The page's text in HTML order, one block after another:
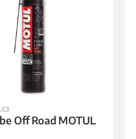
Off Road MOTUL